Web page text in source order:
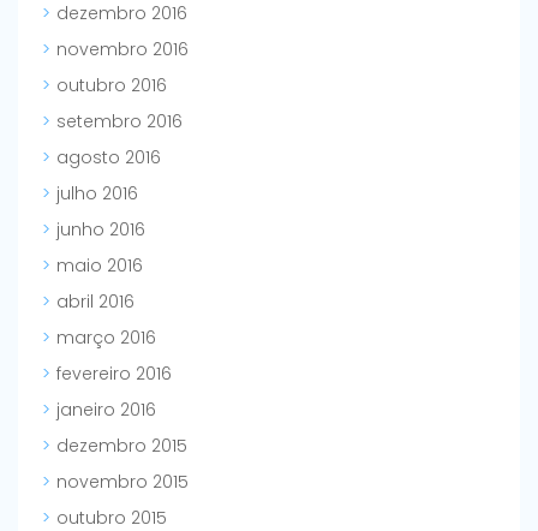
dezembro 2016
novembro 2016
outubro 2016
setembro 2016
agosto 2016
julho 2016
junho 2016
maio 2016
abril 2016
março 2016
fevereiro 2016
janeiro 2016
dezembro 2015
novembro 2015
outubro 2015